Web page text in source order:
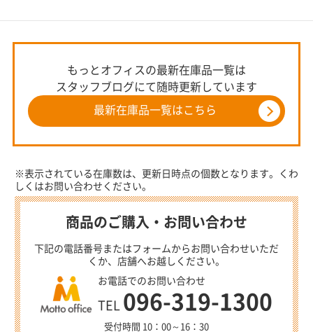
もっとオフィスの最新在庫品一覧は
スタッフブログにて随時更新しています
最新在庫品一覧はこちら
※表示されている在庫数は、更新日時点の個数となります。くわ
しくはお問い合わせください。
商品のご購入・お問い合わせ
下記の電話番号またはフォームからお問い合わせいただ
くか、店舗へお越しください。
お電話でのお問い合わせ
TEL 096-319-1300
受付時間 10：00～16：30